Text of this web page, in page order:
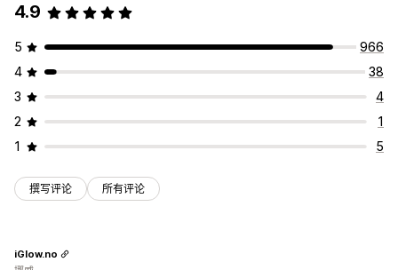
4.9
5
966
4
38
3
4
2
1
1
5
撰写评论 所有评论
iGlow.no